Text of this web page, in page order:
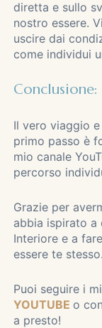
diretta e sullo
nostro essere.
uscire dai
come individui
Conclusione:
Il vero viaggio
primo passo è
mio canale
percorso
Grazie per
abbia ispirato a
Interiore e a
essere te stesso.
Puoi seguire i
YOUTUBE o
a presto!